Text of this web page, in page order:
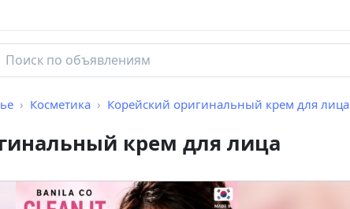
Косметика Корейский оригинальный крем для лица
крем для лица